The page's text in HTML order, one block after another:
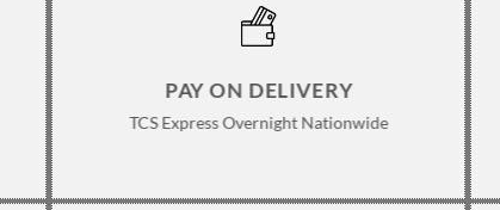
PAY ON DELIVERY
TCS Express Overnight Nationwide